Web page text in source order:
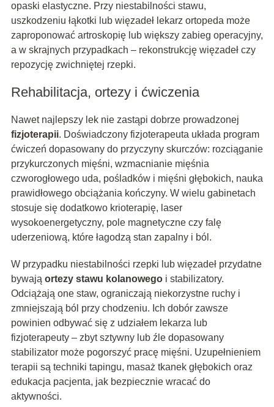
opaski elastyczne. Przy niestabilności stawu,
uszkodzeniu łąkotki lub więzadeł lekarz ortopeda może
zaproponować artroskopię lub większy zabieg operacyjny,
a w skrajnych przypadkach – rekonstrukcję więzadeł czy
repozycję zwichniętej rzepki.
Rehabilitacja, ortezy i ćwiczenia
Nawet najlepszy lek nie zastąpi dobrze prowadzonej
fizjoterapii. Doświadczony fizjoterapeuta układa program
ćwiczeń dopasowany do przyczyny skurczów: rozciąganie
przykurczonych mięśni, wzmacnianie mięśnia
czworogłowego uda, pośladków i mięśni głębokich, nauka
prawidłowego obciążania kończyny. W wielu gabinetach
stosuje się dodatkowo krioterapię, laser
wysokoenergetyczny, pole magnetyczne czy falę
uderzeniową, które łagodzą stan zapalny i ból.
W przypadku niestabilności rzepki lub więzadeł przydatne
bywają ortezy stawu kolanowegoi stabilizatory.
Odciążają one staw, ograniczają niekorzystne ruchy i
zmniejszają ból przy chodzeniu. Ich dobór zawsze
powinien odbywać się z udziałem lekarza lub
fizjoterapeuty – zbyt sztywny lub źle dopasowany
stabilizator może pogorszyć pracę mięśni. Uzupełnieniem
terapii są techniki tapingu, masaż tkanek głębokich oraz
edukacja pacjenta, jak bezpiecznie wracać do
aktywności.